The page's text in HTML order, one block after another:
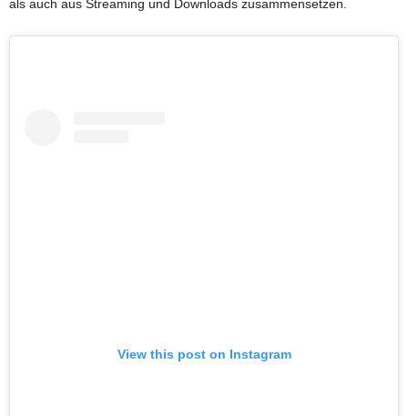
als auch aus Streaming und Downloads zusammensetzen.
View this post on Instagram